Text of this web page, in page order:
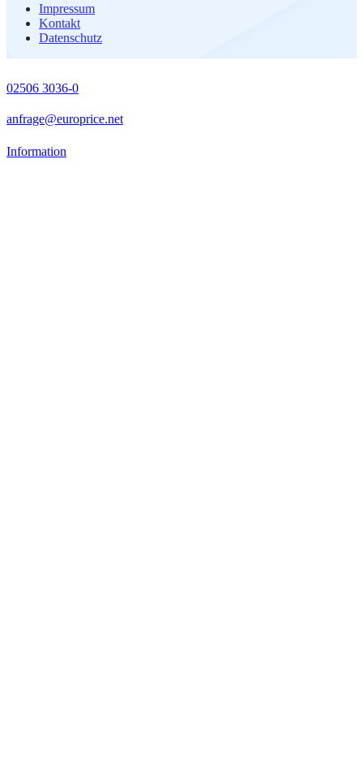
Impressum
Kontakt
Datenschutz
02506 3036-0
anfrage@europrice.net
Information